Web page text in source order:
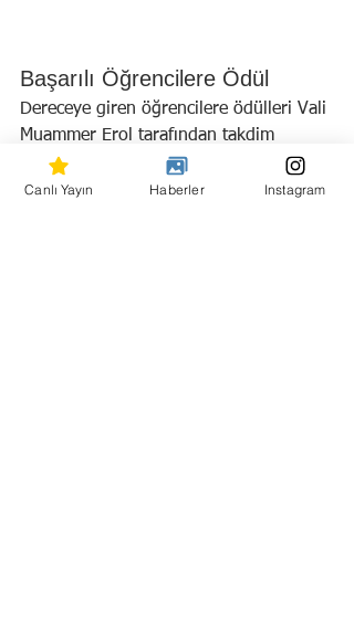
Başarılı Öğrencilere Ödül
Dereceye giren öğrencilere ödülleri Vali
Muammer Erol tarafından takdim
edilirken, il birincilerine 7 bin 500 TL
ödül verildi. Vali Erol, öğrencileri tebrik
Canlı Yayın Haberler Instagram